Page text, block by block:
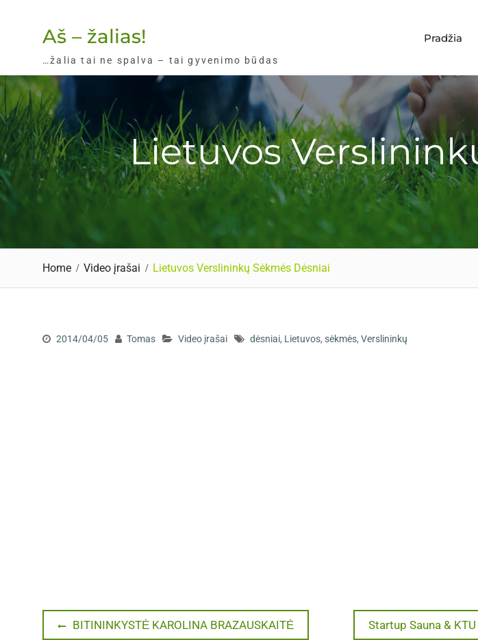
Aš – žalias!
…žalia tai ne spalva – tai gyvenimo būdas
Pradžia
Lietuvos
Home Video įrašai Lietuvos Verslininkų Sėkmės Dėsniai
2014/04/05 Tomas Video įrašai dėsniai, Lietuvos, sėkmės, Verslininkų
Navigacija
Previous
BITININKYSTĖ KAROLINA BRAZAUSKAITĖ
Next
Startup Sauna &